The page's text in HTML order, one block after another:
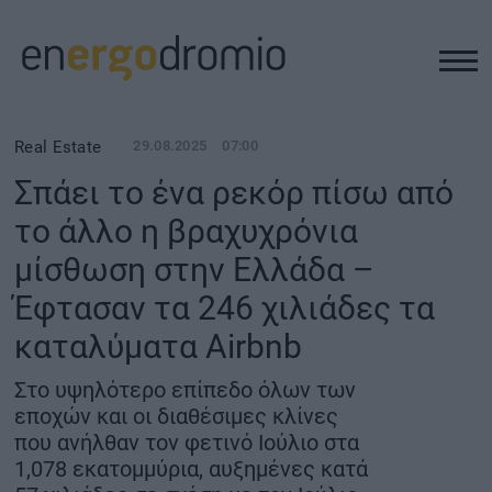
ΥΠΟΔΟΜΕΣ
REAL ESTATE
ΠΕΡΙΒΑΛΛΟΝ
ΕΝΕΡΓΕΙΑ
ΜΕΤΑΦΟΡΕΣ - ΗΛΕΚΤΡΟΚΙΝΗΣΗ
ΨΗΦΙΑΚΟΣ ΚΟΣΜΟΣ
Real Estate 29.08.2025 07:00
Σπάει το ένα ρεκόρ πίσω από
το άλλο η βραχυχρόνια
μίσθωση στην Ελλάδα –
Έφτασαν τα 246 χιλιάδες τα
καταλύματα Airbnb
Στο υψηλότερο επίπεδο όλων των
εποχών και οι διαθέσιμες κλίνες
που ανήλθαν τον φετινό Ιούλιο στα
1,078 εκατομμύρια, αυξημένες κατά